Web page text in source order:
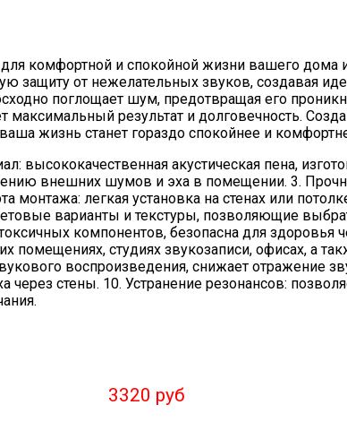
комфортной и спокойной жизни вашего
защиту от нежелательных звуков, создавая
поглощает шум, предотвращая его
максимальный результат и долговечность.
жизнь станет гораздо спокойнее и
высококачественная акустическая пена,
внешних шумов и эха в помещении. 3.
монтажа: легкая установка на стенах или
варианты и текстуры, позволяющие
компонентов, безопасна для
студиях звукозаписи, офисах, а
воспроизведения, снижает отражение
стены. 10. Устранение резонансов:
3320 руб